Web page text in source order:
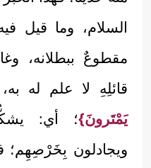
السلام، وما قيل
مقطوعٌ ببطلانه،
قائلِهِ لا علم له
يَمْتَرونَ}؛ أي:
ويجادلون بِخَرْصِهِم؛